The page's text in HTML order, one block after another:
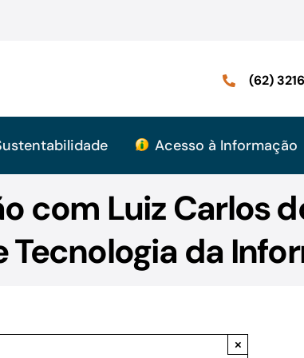
(62)
Acesso à Informação
com Luiz Carlos
Tecnologia da
×